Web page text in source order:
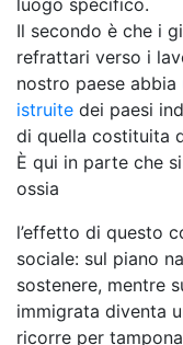
Il secondo è che i
refrattari verso i
nostro paese abbia
istruite dei paesi
di quella costituita
È qui in parte che
ossia
l’effetto di questo
sociale: sul piano
sostenere, mentre
immigrata diventa
ricorre per